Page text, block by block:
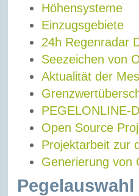
Höhensysteme
Einzugsgebiete
24h Regenradar
Seezeichen von
Aktualität der
PEGELONLINE-
Open Source
Projektarbeit zur
Generierung von